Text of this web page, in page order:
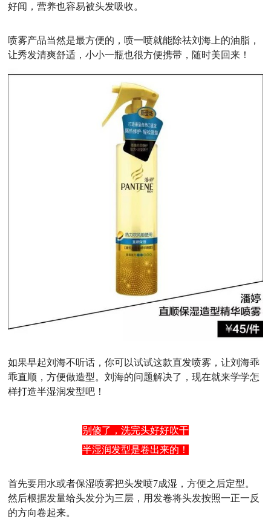
好闻，营养也容易被头发吸收。
喷雾产品当然是最方便的，喷一喷就能除祛刘海上的油脂，
让秀发清爽舒适，小小一瓶也很方便携带，随时美回来！
如果早起刘海不听话，你可以试试这款直发喷雾，让刘海乖
乖直顺，方便做造型。刘海的问题解决了，现在就来学学怎
样打造半湿润发型吧！
别傻了，洗完头好好吹干
半湿润发型是卷出来的！
首先要用水或者保湿喷雾把头发喷7成湿，方便之后定型。
然后根据发量给头发分为三层，用发卷将头发按照一正一反
的方向卷起来。